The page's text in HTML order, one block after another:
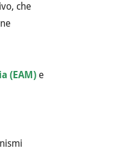
che
(EAM) e